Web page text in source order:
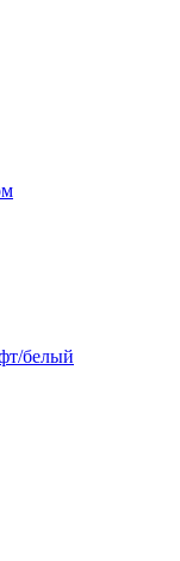
белый